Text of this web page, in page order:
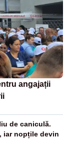
angajații
de caniculă.
iar nopțile devin